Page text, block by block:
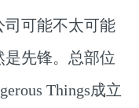
可能不太可能
是先锋。总部位
Things成立